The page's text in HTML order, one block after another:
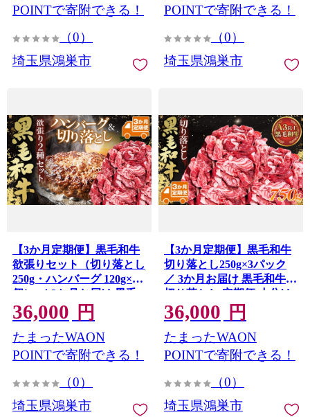
さ控えめ 和洋菓子 おやつ
POINTで寄附できる！
（0）
埼玉県鴻巣市
ィッシュ 時短調理 ストッ
ク おうちごはん 夕食 弁当
家庭用 ボリューム 冷凍保
POINTで寄附できる！
（0）
埼玉県鴻巣市
【3か月定期便】黒毛和牛
欲張りセット（切り落とし
250g・ハンバーグ 120g×8
個） ／ 3か月お届け 黒毛
和牛 ハンバーグ 切り落と
し 定期便 小分け 冷凍 牛肉
和牛ストック 真空パック
ほぐれやすい 使いやすい
おかず 時短調理 すき焼き
炒め物 丼もの 煮込みハン
用 埼玉県 No.634
36,000 円
たまったWAON
POINTで寄附できる！
（0）
埼玉県鴻巣市
【3か月定期便】黒毛和牛
切り落とし250g×3パック
／ 3か月お届け 黒毛和牛
切り落とし 定期便 小分け
パック 冷凍 和牛 牛肉 使い
やすい ほぐれやすい 家庭
用 ストック おかず すき焼
き 肉じゃが 炒め物 赤身 バ
ラ肉 モモ肉 カタロース 埼
玉県 No.633
36,000 円
たまったWAON
POINTで寄附できる！
（0）
埼玉県鴻巣市